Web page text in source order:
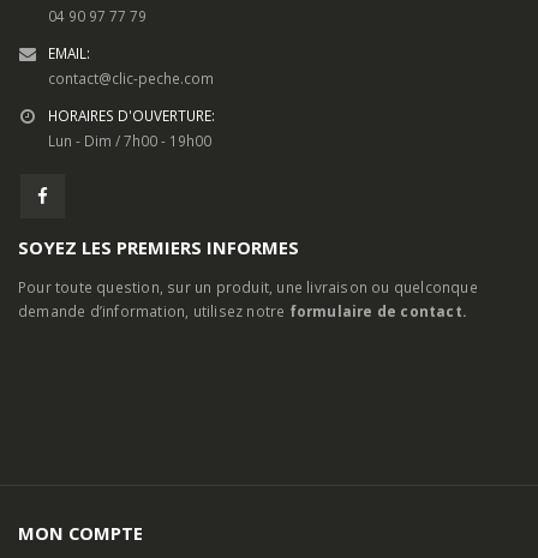
Lun - Dim / 7h00 - 19h00
SOYEZ LES PREMIERS INFORMES
demande d’information, utilisez notre
Mentions Légales